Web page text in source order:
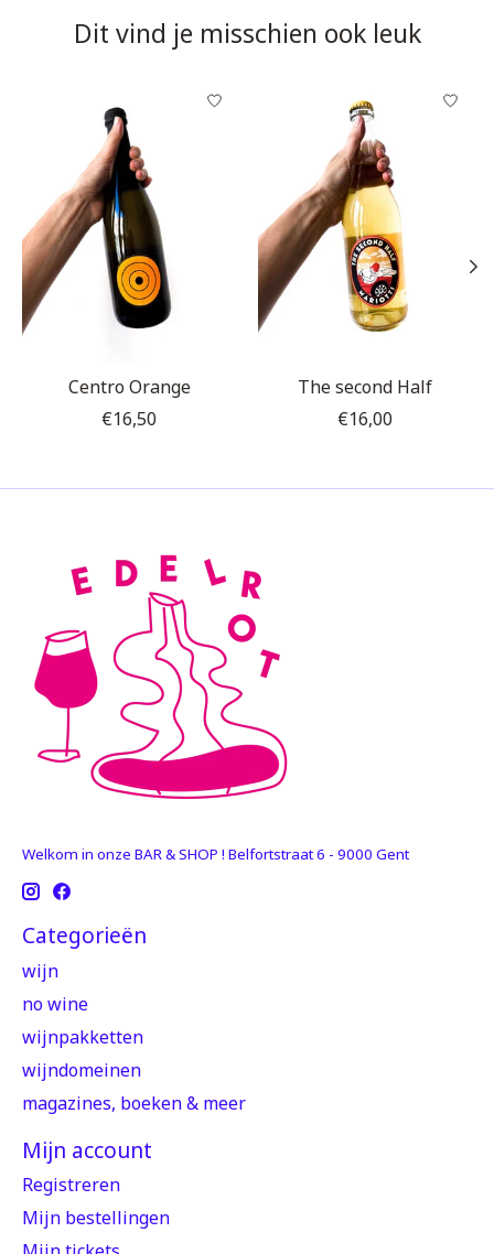
Dit vind je misschien ook leuk
Items van productcarrousel
Centro Orange
€16,50
The second Half
€16,00
Welkom in onze BAR & SHOP ! Belfortstraat 6 - 9000 Gent
Categorieën
wijn
no wine
wijnpakketten
wijndomeinen
magazines, boeken & meer
Mijn account
Registreren
Mijn bestellingen